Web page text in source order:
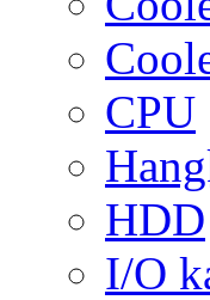
CPU
HDD
I/O